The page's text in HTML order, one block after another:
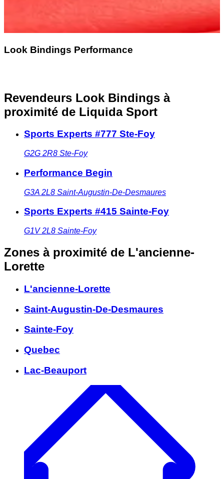
Look Bindings Performance
Revendeurs Look Bindings à
proximité de Liquida Sport
Sports Experts #777 Ste-Foy
G2G 2R8 Ste-Foy
Performance Begin
G3A 2L8 Saint-Augustin-De-Desmaures
Sports Experts #415 Sainte-Foy
G1V 2L8 Sainte-Foy
Zones à proximité de L'ancienne-
Lorette
L'ancienne-Lorette
Saint-Augustin-De-Desmaures
Sainte-Foy
Quebec
Lac-Beauport